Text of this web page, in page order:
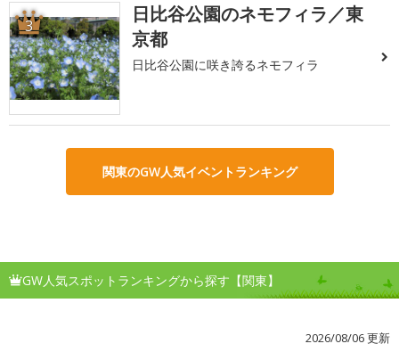
3
日比谷公園のネモフィラ／東
京都
日比谷公園に咲き誇るネモフィラ
関東のGW人気イベントランキング
GW人気スポットランキングから探す【関東】
2026/08/06 更新